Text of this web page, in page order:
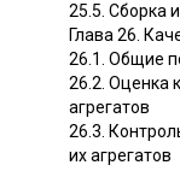
25.5. Сборка
Глава 26.
26.1. Общие
26.2. Оценка
агрегатов
26.3.
их агрегатов